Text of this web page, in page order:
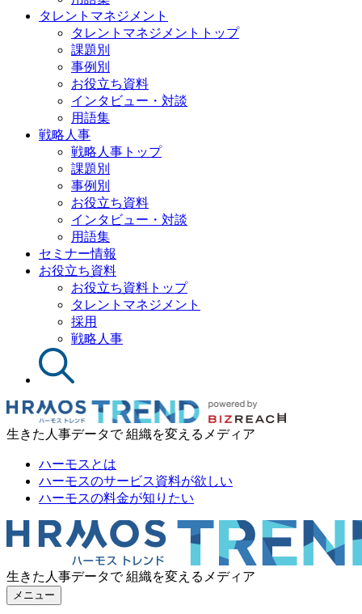
タレントマネジメント
タレントマネジメントトップ
課題別
事例別
お役立ち資料
インタビュー・対談
用語集
戦略人事
戦略人事トップ
課題別
事例別
お役立ち資料
インタビュー・対談
用語集
セミナー情報
お役立ち資料
お役立ち資料トップ
タレントマネジメント
採用
戦略人事
生きた人事データで 組織を変えるメディア
ハーモスとは
ハーモスのサービス資料が欲しい
ハーモスの料金が知りたい
生きた人事データで 組織を変えるメディア
メニュー